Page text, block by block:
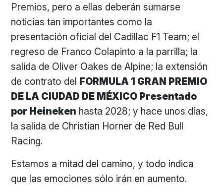
Premios, pero a ellas deberán sumarse
noticias tan importantes como la
presentación oficial del Cadillac F1 Team; el
regreso de Franco Colapinto a la parrilla; la
salida de Oliver Oakes de Alpine; la extensión
de contrato del FORMULA 1 GRAN PREMIO
DE LA CIUDAD DE MÉXICO Presentado
por Heineken hasta 2028; y hace unos días,
la salida de Christian Horner de Red Bull
Racing.
Estamos a mitad del camino, y todo indica
que las emociones sólo irán en aumento.